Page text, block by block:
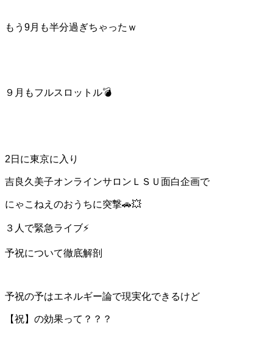
もう9月も半分過ぎちゃったｗ
９月もフルスロットル💣
2日に東京に入り
吉良久美子オンラインサロンＬＳＵ面白企画で
にゃこねえのおうちに突撃🚗💥
３人で緊急ライブ⚡️
予祝について徹底解剖
予祝の予はエネルギー論で現実化できるけど
【祝】の効果って？？？